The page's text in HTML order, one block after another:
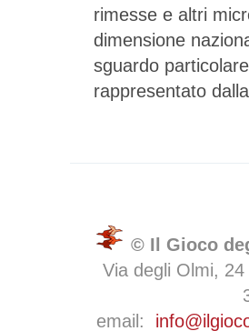
rimesse e altri
dimensione
sguardo
rappresentato
© Il Gioco
Via degli Olmi,
email: